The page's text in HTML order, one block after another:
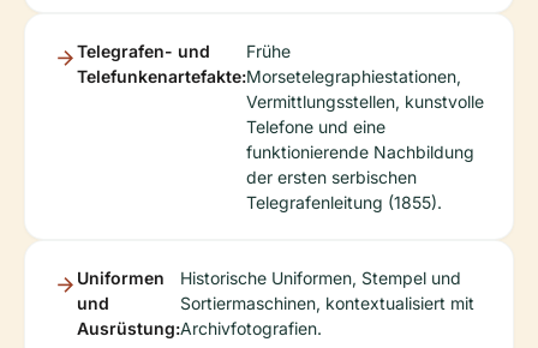
Telegrafen- und
Telefunkenartefakte:
Frühe
Morsetelegraphiestationen,
Vermittlungsstellen, kunstvolle
Telefone und eine
funktionierende Nachbildung
der ersten serbischen
Telegrafenleitung (1855).
Uniformen
und
Ausrüstung:
Historische Uniformen, Stempel und
Sortiermaschinen, kontextualisiert mit
Archivfotografien.